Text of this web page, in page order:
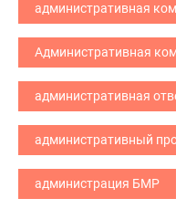
административная
Административная
административная
административный
администрация БМР